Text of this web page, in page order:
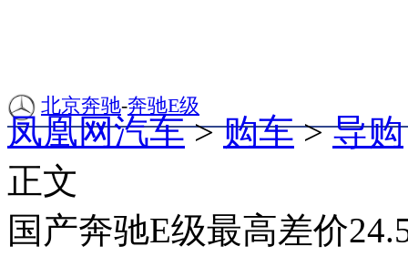
北京奔驰-奔驰E级
凤凰网汽车>购车>导购
正文
国产奔驰E级最高差价